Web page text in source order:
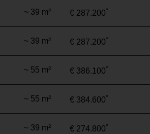
~ 39 m² € 287.200*
~ 39 m² € 287.200*
~ 55 m² € 386.100*
~ 55 m² € 384.600*
~ 39 m² € 274.800*